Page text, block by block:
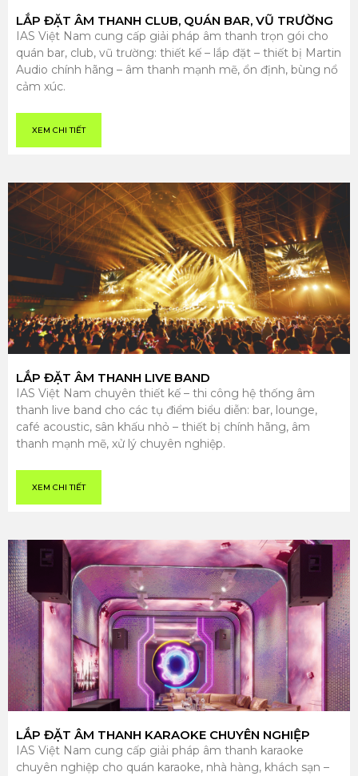
LẮP ĐẶT ÂM THANH CLUB, QUÁN BAR, VŨ TRƯỜNG
IAS Việt Nam cung cấp giải pháp âm thanh trọn gói cho
quán bar, club, vũ trường: thiết kế – lắp đặt – thiết bị Martin
Audio chính hãng – âm thanh mạnh mẽ, ổn định, bùng nổ
cảm xúc.
XEM CHI TIẾT
LẮP ĐẶT ÂM THANH LIVE BAND
IAS Việt Nam chuyên thiết kế – thi công hệ thống âm
thanh live band cho các tụ điểm biểu diễn: bar, lounge,
café acoustic, sân khấu nhỏ – thiết bị chính hãng, âm
thanh mạnh mẽ, xử lý chuyên nghiệp.
XEM CHI TIẾT
LẮP ĐẶT ÂM THANH KARAOKE CHUYÊN NGHIỆP
IAS Việt Nam cung cấp giải pháp âm thanh karaoke
chuyên nghiệp cho quán karaoke, nhà hàng, khách sạn –